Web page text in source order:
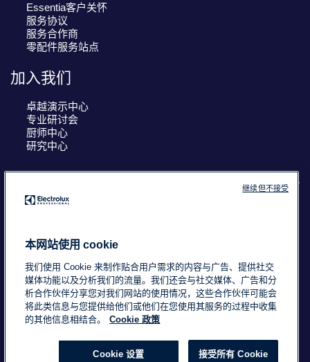
Essentia客户关怀
服务协议
服务合作商
零配件服务站点
加入我们
卓越演示中心
专业研讨会
厨师中心
研究中心
您的选择： 中国
浙ICP备18015725号-2
Data Privacy Statement
Cookie Policy
条款与条件
本网站使用 cookie
我们使用 Cookie 来制作贴合用户需求的内容与广告、提供社交
媒体功能以及分析我们的流量。我们还会与社交媒体、广告和分
析合作伙伴分享您对我们网站的使用情况，这些合作伙伴可能会
将此类信息与您提供给他们或他们在您使用其服务的过程中收集
的其他信息相结合。
Cookie 政策
接受所有 Cookie
Cookie 设置
继续但不接受